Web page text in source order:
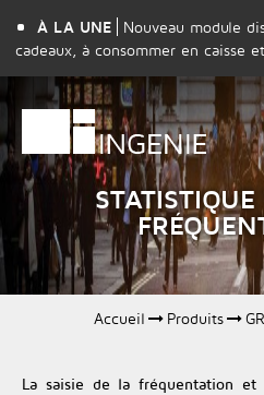
À LA UNE
Nouveau module
cadeaux, à consommer en caisse
Accueil Produits
La saisie de la fréquentation et